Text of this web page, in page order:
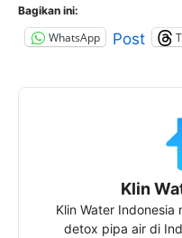
Bagikan ini:
WhatsApp Post
Klin
Klin Water Indonesia
detox pipa air di